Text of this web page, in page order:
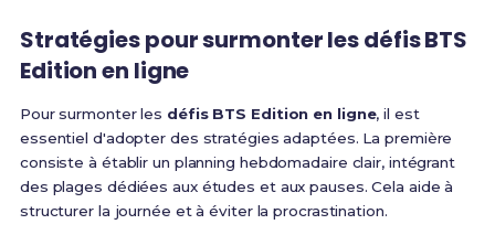
Stratégies pour surmonter lesdéfis BTS
Edition en ligne
Pour surmonter les défis BTS Edition en ligne, il est
essentiel d'adopter des stratégies adaptées. La première
consiste à établir un planning hebdomadaire clair, intégrant
des plages dédiées aux études et aux pauses. Cela aide à
structurer la journée et à éviter la procrastination.